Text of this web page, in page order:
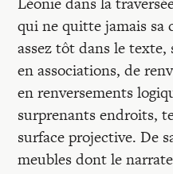
qui ne quitte jamais sa
assez tôt dans le texte,
en associations, de
en renversements
surprenants endroits,
surface projective. De
meubles dont le